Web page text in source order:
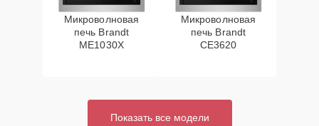
Микроволновая
печь Brandt
ME1030X
Микроволновая
печь Brandt
CE3620
Показать все модели